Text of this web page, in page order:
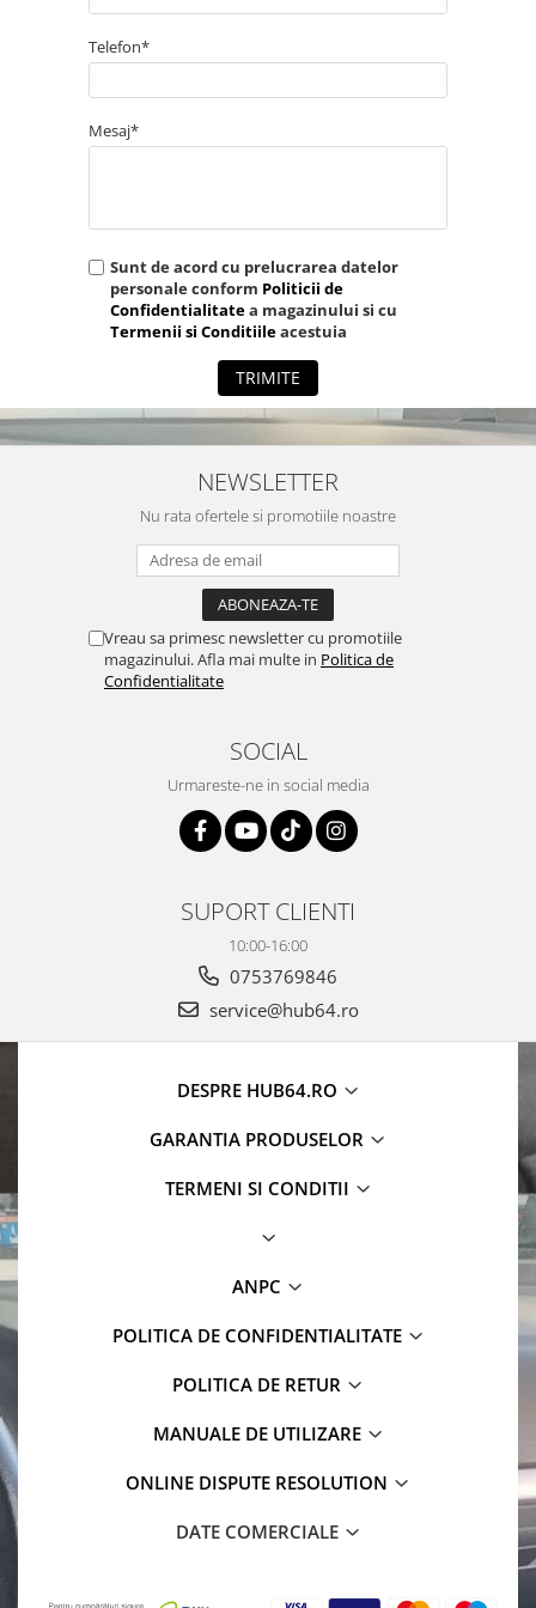
Telefon*
Mesaj*
Sunt de acord cu prelucrarea datelor
personale conform Politicii de
Confidentialitatea magazinului si cu
Termenii si Conditiileacestuia
TRIMITE
NEWSLETTER
Nu rata ofertele si promotiile noastre
Vreau sa primesc newsletter cu promotiile
magazinului. Afla mai multe in Politica de
Confidentialitate
SOCIAL
Urmareste-ne in social media
SUPORT CLIENTI
10:00-16:00
0753769846
service@hub64.ro
DESPRE HUB64.RO
GARANTIA PRODUSELOR
TERMENI SI CONDITII
ANPC
POLITICA DE CONFIDENTIALITATE
POLITICA DE RETUR
MANUALE DE UTILIZARE
ONLINE DISPUTE RESOLUTION
DATE COMERCIALE